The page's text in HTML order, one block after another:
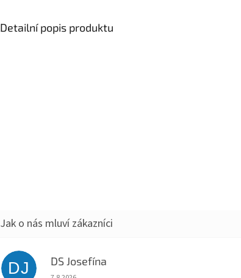
Detailní popis produktu
DJ DS Josefína
Hodnocení obchodu je 5 z 5 hvězdiček.